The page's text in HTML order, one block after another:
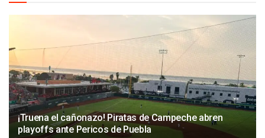
¡Truena el cañonazo! Piratas de Campeche abren
playoffs ante Pericos de Puebla